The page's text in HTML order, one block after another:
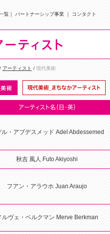
覧 ｜ パートナーシップ事業 ｜ コンタクト
アーティスト / 現代美術
ル・アブデスメッド Adel Abdessemed
秋吉 風人 Futo Akiyoshi
フアン・アラウホ Juan Araujo
ルヴェ・ベルクマン Merve Berkman